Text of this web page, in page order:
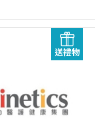
送禮物